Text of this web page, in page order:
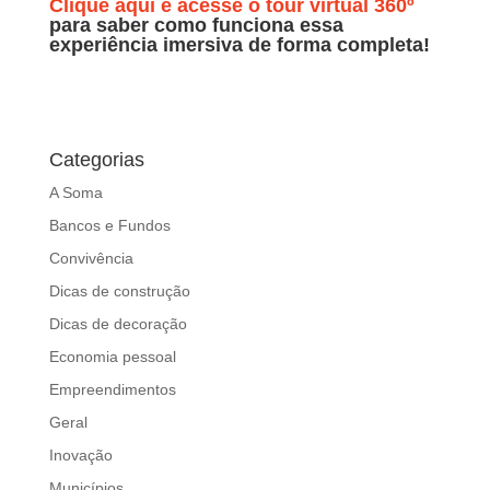
Clique aqui e acesse o tour virtual 360º
para saber como funciona essa
experiência imersiva de forma completa!
Categorias
A Soma
Bancos e Fundos
Convivência
Dicas de construção
Dicas de decoração
Economia pessoal
Empreendimentos
Geral
Inovação